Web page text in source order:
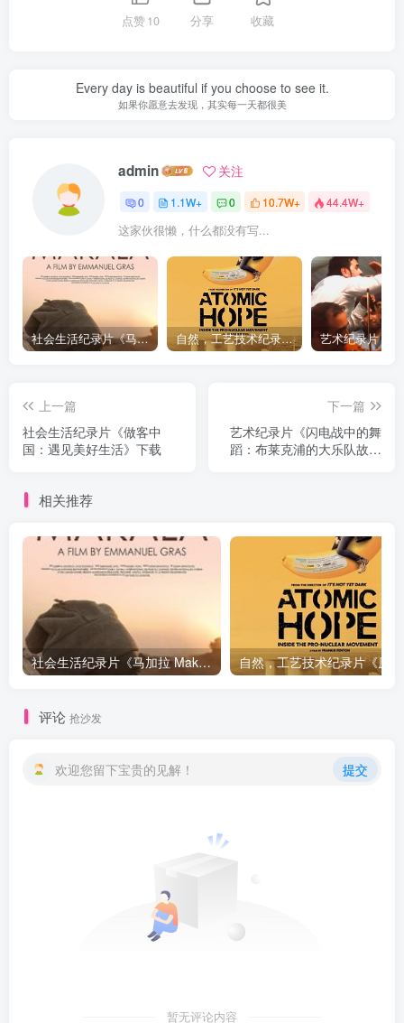
点赞10 分享 收藏
Every day is beautiful if you choose to see it.
如果你愿意去发现，其实每一天都很美
admin 关注
0 1.1W+ 0 10.7W+ 44.4W+
这家伙很懒，什么都没有写...
社会生活纪录片《马加拉 Makala》下载 自然，工艺技术纪录片《原子能的希望 Atomic Hope – Inside the Pro-Nuclear Movement》下载
上一篇
社会生活纪录片《做客中
国：遇见美好生活》下载
下一篇
艺术纪录片《闪电战中的舞
蹈：布莱克浦的大乐队故事
相关推荐
社会生活纪录片《马加拉 Makala》下载
评论 抢沙发
欢迎您留下宝贵的见解！ 提交
暂无评论内容